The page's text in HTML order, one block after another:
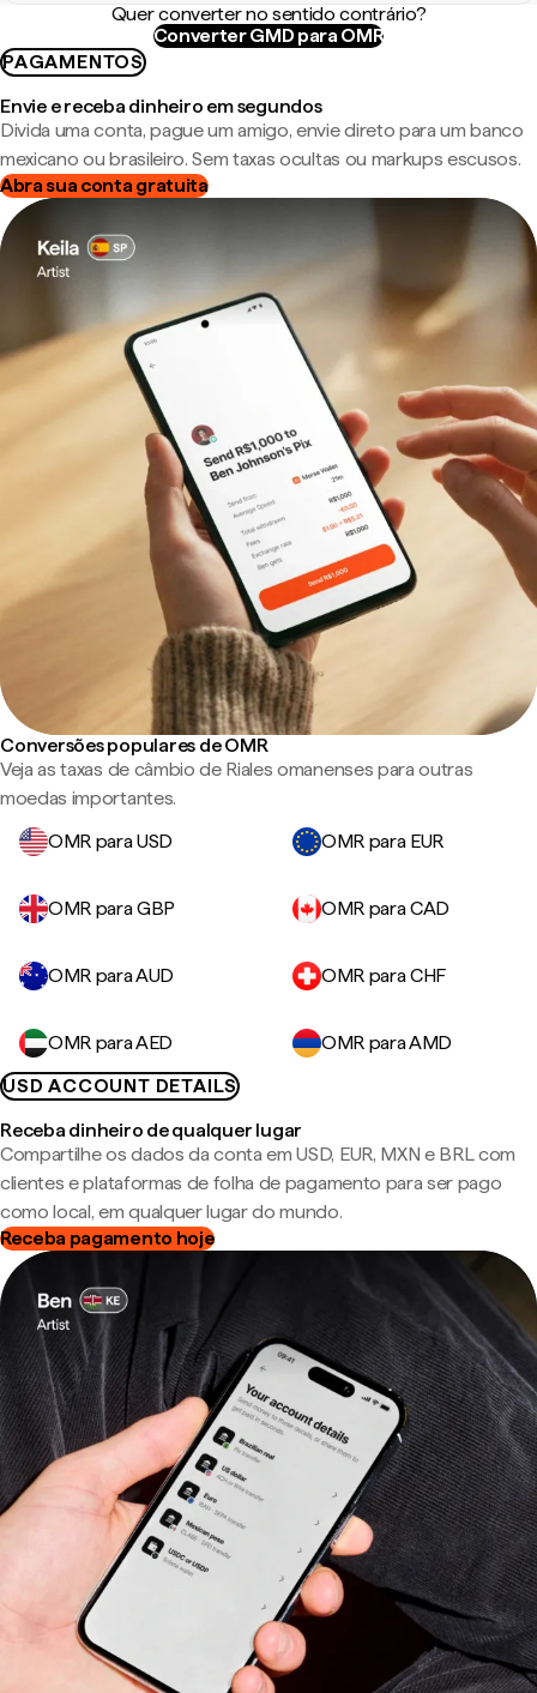
Quer converter no sentido contrário?
Converter GMD para OMR
PAGAMENTOS
Envie e receba dinheiro em segundos
Divida uma conta, pague um amigo, envie direto para um banco
mexicano ou brasileiro. Sem taxas ocultas ou markups escusos.
Abra sua conta gratuita
Conversões populares de OMR
Veja as taxas de câmbio de Riales omanenses para outras
moedas importantes.
OMR para USD
OMR para EUR
OMR para GBP OMR para CAD
OMR para AUD OMR para CHF
OMR para AED
OMR para AMD
USD ACCOUNT DETAILS
Receba dinheiro de qualquer lugar
Compartilhe os dados da conta em USD, EUR, MXN e BRL com
clientes e plataformas de folha de pagamento para ser pago
como local, em qualquer lugar do mundo.
Receba pagamento hoje